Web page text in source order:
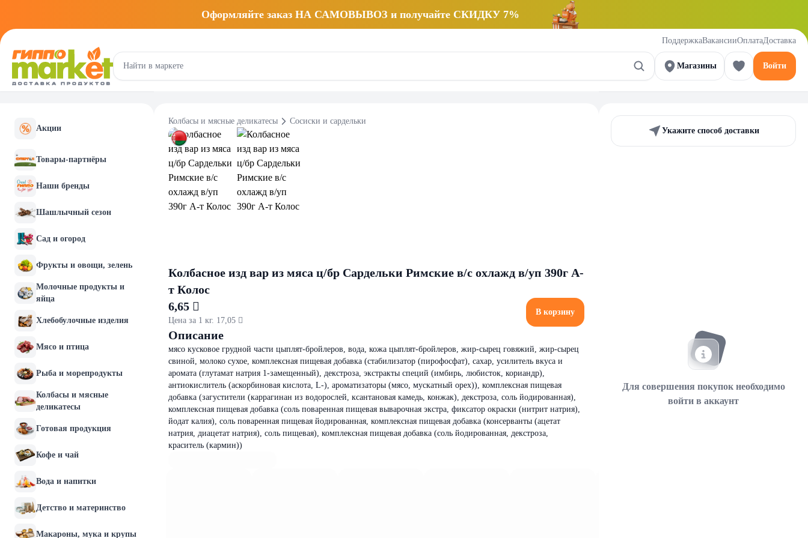
Оформляйте заказ НА САМОВЫВОЗ и получайте СКИДКУ 7%
ПоддержкаВакансииОплатаДоставка
Магазины Войти
Акции
Товары-партнёры
Наши бренды
Шашлычный сезон
Сад и огород
Фрукты и овощи, зелень
Молочные продукты и
яйца
Хлебобулочные изделия
Мясо и птица
Рыба и морепродукты
Колбасы и мясные
деликатесы
Готовая продукция
Кофе и чай
Вода и напитки
Детство и материнство
Макароны, мука и крупы
Колбасы и мясные деликатесы Сосиски и сардельки
Колбасное изд вар из мяса ц/бр Сардельки Римские в/с охлажд в/уп 390г А-
т Колос
6,65 
Цена за 1 кг. 17,05 
В корзину
Описание
мясо кусковое грудной части цыплят-бройлеров, вода, кожа цыплят-бройлеров, жир-сырец говяжий, жир-сырец
свиной, молоко сухое, комплексная пищевая добавка (стабилизатор (пирофосфат), сахар, усилитель вкуса и
аромата (глутамат натрия 1-замещенный), декстроза, экстракты специй (имбирь, любисток, кориандр),
антиокислитель (аскорбиновая кислота, L-), ароматизаторы (мясо, мускатный орех)), комплексная пищевая
добавка (загустители (каррагинан из водорослей, ксантановая камедь, конжак), декстроза, соль йодированная),
комплексная пищевая добавка (соль поваренная пищевая выварочная экстра, фиксатор окраски (нитрит натрия),
йодат калия), соль поваренная пищевая йодированная, комплексная пищевая добавка (консерванты (ацетат
натрия, диацетат натрия), соль пищевая), комплексная пищевая добавка (соль йодированная, декстроза,
краситель (кармин))
Укажите способ доставки
Для совершения покупок необходимо
войти в аккаунт